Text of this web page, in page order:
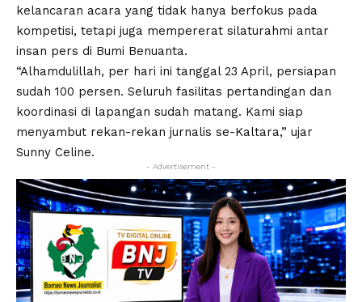
kelancaran acara yang tidak hanya berfokus pada
kompetisi, tetapi juga mempererat silaturahmi antar
insan pers di Bumi Benuanta.
“Alhamdulillah, per hari ini tanggal 23 April, persiapan
sudah 100 persen. Seluruh fasilitas pertandingan dan
koordinasi di lapangan sudah matang. Kami siap
menyambut rekan-rekan jurnalis se-Kaltara,” ujar
Sunny Celine.
- Advertisement -